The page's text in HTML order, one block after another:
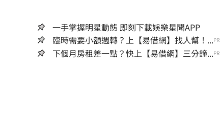
一手掌握明星動態 即刻下載娛樂星聞APP
臨時需要小額週轉？上【易借網】找人幫！...PR
下個月房租差一點？快上【易借網】三分鐘...PR